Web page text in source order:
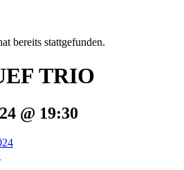
bereits stattgefunden.
TRIO
@ 19:30